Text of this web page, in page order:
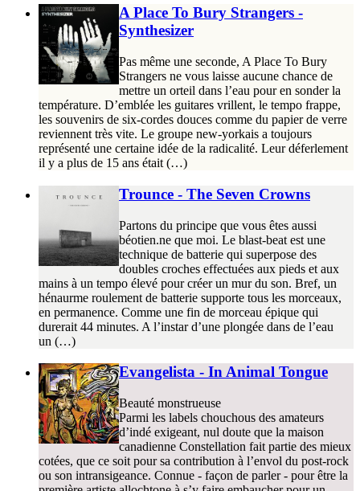
A Place To Bury Strangers -
Synthesizer
Pas même une seconde, A Place To Bury
Strangers ne vous laisse aucune chance de
mettre un orteil dans l’eau pour en sonder la
température. D’emblée les guitares vrillent, le tempo frappe,
les souvenirs de six-cordes douces comme du papier de verre
reviennent très vite. Le groupe new-yorkais a toujours
représenté une certaine idée de la radicalité. Leur déferlement
il y a plus de 15 ans était (…)
Trounce - The Seven Crowns
Partons du principe que vous êtes aussi
béotien.ne que moi. Le blast-beat est une
technique de batterie qui superpose des
doubles croches effectuées aux pieds et aux
mains à un tempo élevé pour créer un mur du son. Bref, un
hénaurme roulement de batterie supporte tous les morceaux,
en permanence. Comme une fin de morceau épique qui
durerait 44 minutes. A l’instar d’une plongée dans de l’eau
un (…)
Evangelista - In Animal Tongue
Beauté monstrueuse
Parmi les labels chouchous des amateurs
d’indé exigeant, nul doute que la maison
canadienne Constellation fait partie des mieux
cotées, que ce soit pour sa contribution à l’envol du post-rock
ou son intransigeance. Connue - façon de parler - pour être la